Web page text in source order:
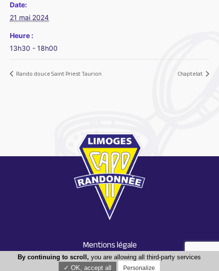
Date:
21 mai 2024
Heure :
13h30 - 18h00
Rando douce Saint Priest Taurion Chaptelat
Mentions légale
Conception : Tabula rasa
By continuing to scroll, you are allowing all third-party services
✓ OK, accept all
Personalize